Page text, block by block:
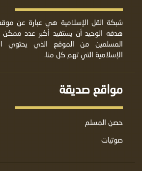
شبكة القل الإسلامية هي عبارة عن
هدفه الوحيد أن يستفيد أكبر عدد
المسلمين من الموقع الذي يحتوي
الإسلامية التي تهم كل منا.
مواقع صديقة
حصن المسلم
صوتيات